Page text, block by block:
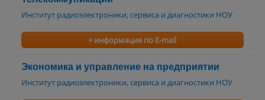
Институт радиоэлектроники, сервиса и диагностики НОУ
+ информация по E-mail
Экономика и управление на предприятии
Институт радиоэлектроники, сервиса и диагностики НОУ